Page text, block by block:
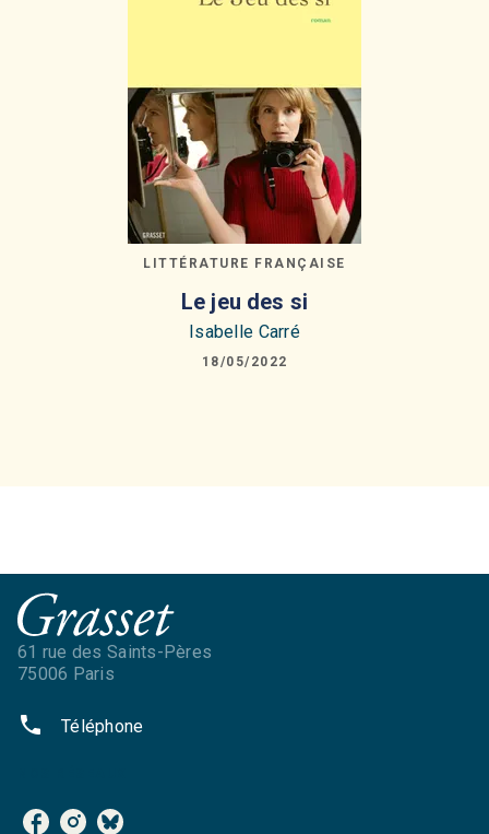
LITTÉRATURE FRANÇAISE
Le jeu des si
Isabelle Carré
18/05/2022
61 rue des Saints-Pères
75006 Paris
phone Téléphone